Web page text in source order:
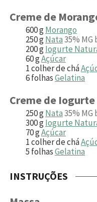
Creme de
600gMorango
250gNata35% MG
200gIogurte
60gAçúcar
1colher de chá
6folhasGelatina
Creme de Iogurte
250gNata35% MG
300gIogurte
70gAçúcar
1colher de chá
5 folhasGelatina
INSTRUÇÕES